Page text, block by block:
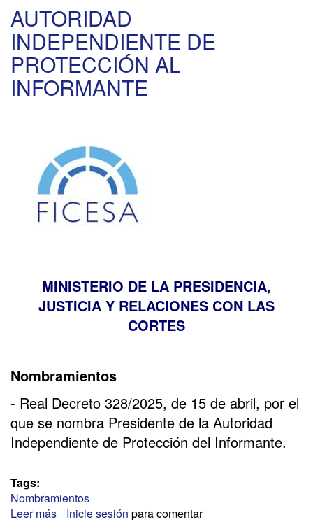
GOBIERNO
AUTORIDAD
INDEPENDIENTE DE
PROTECCIÓN AL
INFORMANTE
MINISTERIO DE LA PRESIDENCIA,
JUSTICIA Y RELACIONES CON LAS
CORTES
Nombramientos
- Real Decreto 328/2025, de 15 de abril, por el
que se nombra Presidente de la Autoridad
Independiente de Protección del Informante.
Tags:
Nombramientos
Leer más sobre
Inicie sesión para comentar